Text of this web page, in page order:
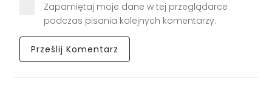
Zapamiętaj moje dane w tej przeglądarce
podczas pisania kolejnych komentarzy.